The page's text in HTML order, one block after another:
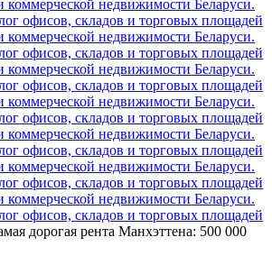
коммерческой недвижимости Беларуси.
офисов, складов и торговых площадей
коммерческой недвижимости Беларуси.
офисов, складов и торговых площадей
коммерческой недвижимости Беларуси.
офисов, складов и торговых площадей
коммерческой недвижимости Беларуси.
офисов, складов и торговых площадей
коммерческой недвижимости Беларуси.
офисов, складов и торговых площадей
коммерческой недвижимости Беларуси.
офисов, складов и торговых площадей
коммерческой недвижимости Беларуси.
офисов, складов и торговых площадей
дорогая рента Манхэттена: 500 000